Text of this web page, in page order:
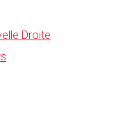
Droite